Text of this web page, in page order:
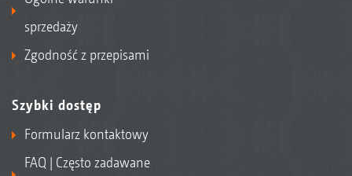
sprzedaży
Zgodność z przepisami
Szybki dostęp
Formularz kontaktowy
FAQ | Często zadawane